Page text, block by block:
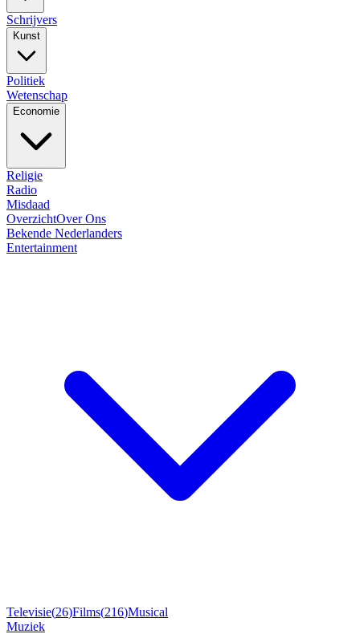
Schrijvers
Kunst
Politiek
Wetenschap
Economie
Religie
Radio
Misdaad
OverzichtOver Ons
Bekende Nederlanders
Entertainment
Televisie(26)Films(216)Musical
Muziek